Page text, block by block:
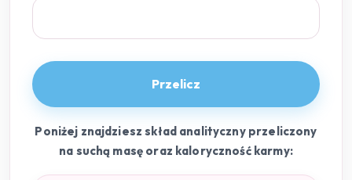
Przelicz
Poniżej znajdziesz skład analityczny przeliczony
na suchą masę oraz kaloryczność karmy: